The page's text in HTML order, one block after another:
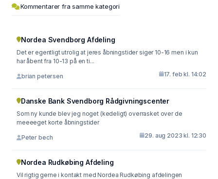
Kommentarer fra samme kategori
Nordea Svendborg Afdeling
Det er egentligt utrolig at jeres åbningstider siger 10-16 men i kun
har åbent fra 10-13 på en ti...
brian petersen 17. feb kl. 14:02
Danske Bank Svendborg Rådgivningscenter
Som ny kunde blev jeg noget (kedeligt) overrasket over de
meeeeget korte åbningstider
Peter bech 29. aug 2023 kl. 12:30
Nordea Rudkøbing Afdeling
Vil rigtig gerne i kontakt med Nordea Rudkøbing afdelingen